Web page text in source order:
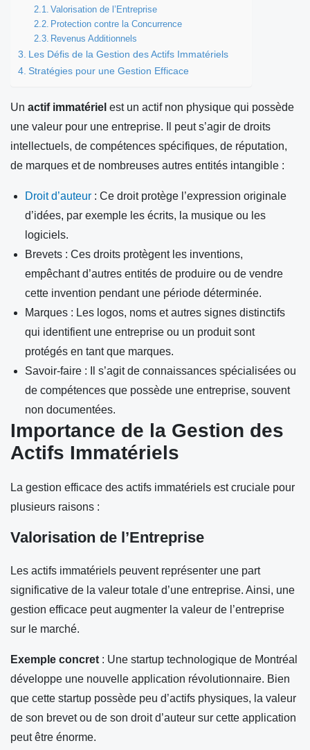
Valorisation de l’Entreprise
Protection contre la Concurrence
Revenus Additionnels
Les Défis de la Gestion des Actifs Immatériels
Stratégies pour une Gestion Efficace
Un actif immatériel est un actif non physique qui possède
une valeur pour une entreprise. Il peut s’agir de droits
intellectuels, de compétences spécifiques, de réputation,
de marques et de nombreuses autres entités intangible :
Droit d’auteur : Ce droit protège l’expression originale
d’idées, par exemple les écrits, la musique ou les
logiciels.
Brevets : Ces droits protègent les inventions,
empêchant d’autres entités de produire ou de vendre
cette invention pendant une période déterminée.
Marques : Les logos, noms et autres signes distinctifs
qui identifient une entreprise ou un produit sont
protégés en tant que marques.
Savoir-faire : Il s’agit de connaissances spécialisées ou
de compétences que possède une entreprise, souvent
non documentées.
Importance de la Gestion des
Actifs Immatériels
La gestion efficace des actifs immatériels est cruciale pour
plusieurs raisons :
Valorisation de l’Entreprise
Les actifs immatériels peuvent représenter une part
significative de la valeur totale d’une entreprise. Ainsi, une
gestion efficace peut augmenter la valeur de l’entreprise
sur le marché.
Exemple concret : Une startup technologique de Montréal
développe une nouvelle application révolutionnaire. Bien
que cette startup possède peu d’actifs physiques, la valeur
de son brevet ou de son droit d’auteur sur cette application
peut être énorme.